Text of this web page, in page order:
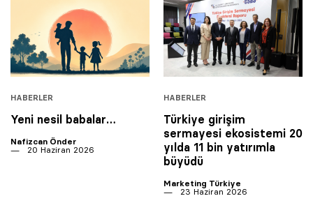
HABERLER
Yeni nesil babalar…
Nafizcan Önder
20 Haziran 2026
HABERLER
Türkiye girişim
sermayesi ekosistemi 20
yılda 11 bin yatırımla
büyüdü
Marketing Türkiye
23 Haziran 2026